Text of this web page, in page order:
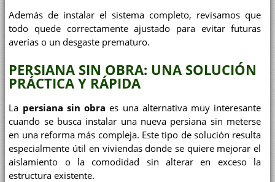
Además de instalar el sistema completo, revisamos que
todo quede correctamente ajustado para evitar futuras
averías o un desgaste prematuro.
PERSIANA SIN OBRA: UNA SOLUCIÓN
PRÁCTICA Y RÁPIDA
La persiana sin obra es una alternativa muy interesante
cuando se busca instalar una nueva persiana sin meterse
en una reforma más compleja. Este tipo de solución resulta
especialmente útil en viviendas donde se quiere mejorar el
aislamiento o la comodidad sin alterar en exceso la
estructura existente.